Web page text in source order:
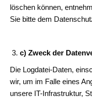
löschen können,
Sie bitte dem
c) Zweck der
Die Logdatei-Daten,
wir, um im Falle eines
unsere IT-Infrastruktur,